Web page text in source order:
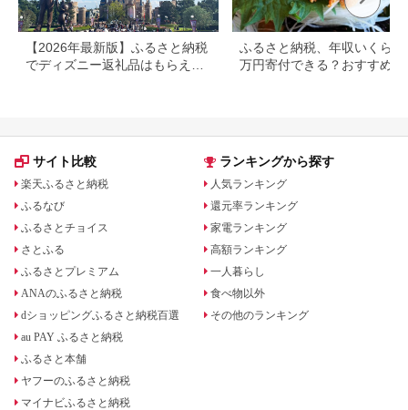
【2026年最新版】ふるさと納税
でディズニー返礼品はもらえ
ふるさと納税、年収いくらで
万円寄付できる？おすすめ返
サイト比較
楽天ふるさと納税
ふるなび
ふるさとチョイス
さとふる
ふるさとプレミアム
ANAのふるさと納税
dショッピングふるさと納税百選
au PAY ふるさと納税
ふるさと本舗
ヤフーのふるさと納税
マイナビふるさと納税
ランキングから探す
人気ランキング
還元率ランキング
家電ランキング
高額ランキング
一人暮らし
食べ物以外
その他のランキング